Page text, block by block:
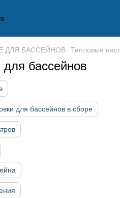
ДЛЯ БАССЕЙНОВ Тепловые
бассейнов
для бассейнов в сборе